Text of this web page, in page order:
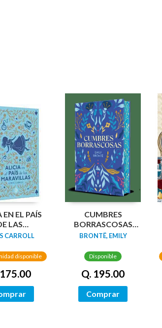
EN EL PAÍS
LAS
CANTOS
CARROLL
disponible
CUMBRES
BORRASCOSAS
(EDICION LIMITADA
TINTADOS)
BRONTË, EMILY
Disponible
Q. 195.00
Comprar